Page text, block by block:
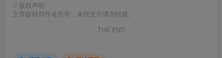
© 版权声明
文章版权归作者所有，未经允许请勿转载。
THE END